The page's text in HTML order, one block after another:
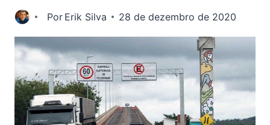
Por Erik Silva 28 de dezembro de 2020